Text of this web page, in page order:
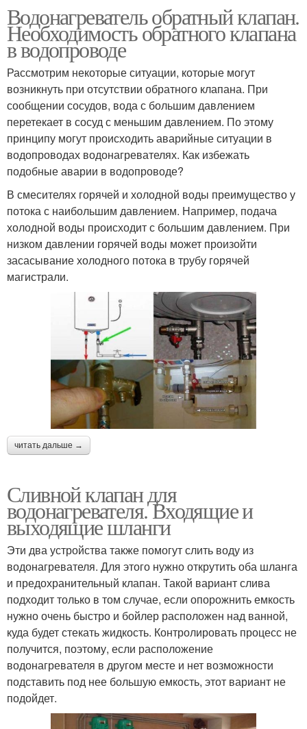
Водонагреватель обратный клапан.
Необходимость обратного клапана
в водопроводе
Рассмотрим некоторые ситуации, которые могут
возникнуть при отсутствии обратного клапана. При
сообщении сосудов, вода с большим давлением
перетекает в сосуд с меньшим давлением. По этому
принципу могут происходить аварийные ситуации в
водопроводах водонагревателях. Как избежать
подобные аварии в водопроводе?
В смесителях горячей и холодной воды преимущество у
потока с наибольшим давлением. Например, подача
холодной воды происходит с большим давлением. При
низком давлении горячей воды может произойти
засасывание холодного потока в трубу горячей
магистрали.
читать дальше →
Сливной клапан для
водонагревателя. Входящие и
выходящие шланги
Эти два устройства также помогут слить воду из
водонагревателя. Для этого нужно открутить оба шланга
и предохранительный клапан. Такой вариант слива
подходит только в том случае, если опорожнить емкость
нужно очень быстро и бойлер расположен над ванной,
куда будет стекать жидкость. Контролировать процесс не
получится, поэтому, если расположение
водонагревателя в другом месте и нет возможности
подставить под нее большую емкость, этот вариант не
подойдет.